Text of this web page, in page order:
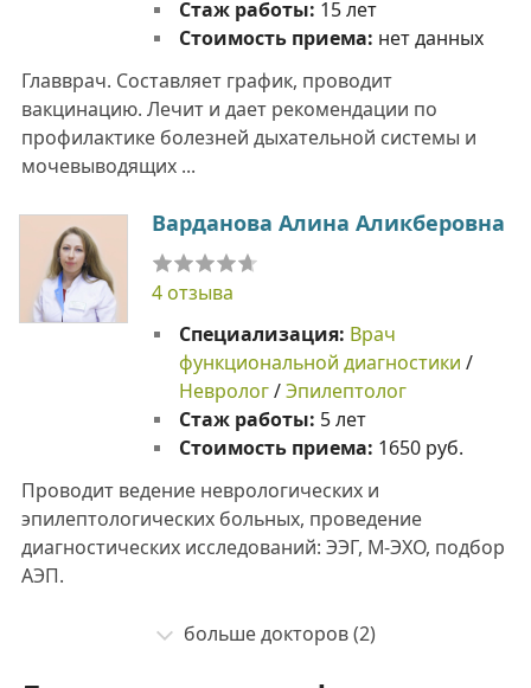
Стаж работы: 15 лет
Стоимость приема: нет данных
Главврач. Составляет график, проводит
вакцинацию. Лечит и дает рекомендации по
профилактике болезней дыхательной системы и
мочевыводящих ...
Варданова Алина Аликберовна
4 отзыва
Специализация: Врач
функциональной диагностики /
Невролог/Эпилептолог
Стаж работы: 5 лет
Стоимость приема: 1650 руб.
Проводит ведение неврологических и
эпилептологических больных, проведение
диагностических исследований: ЭЭГ, М-ЭХО, подбор
АЭП.
больше докторов (2)